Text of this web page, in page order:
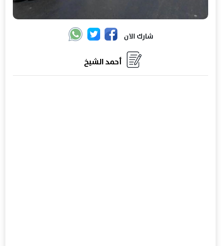
شارك الان
أحمد الشيخ